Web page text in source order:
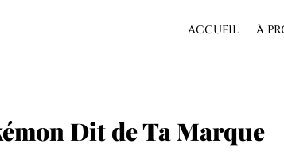
ACCUEIL À
Dit de Ta Marque